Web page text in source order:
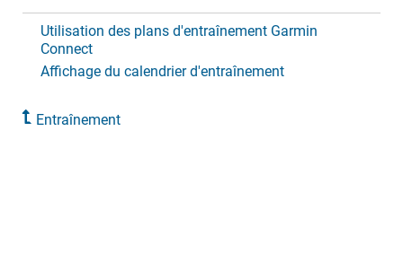
Utilisation des plans d'entraînement Garmin
Connect
Affichage du calendrier d'entraînement
Entraînement